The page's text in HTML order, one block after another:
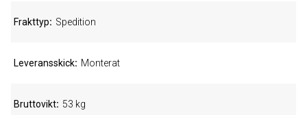
Frakttyp Spedition
Leveransskick Monterat
Bruttovikt 53 kg